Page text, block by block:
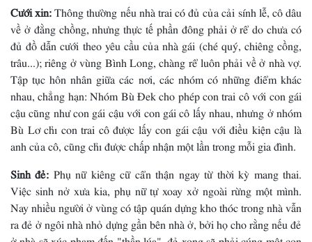
Cưới xin:Thông thường nếu nhà trai có đủ của cải sính lễ, cô dâu
về ở đằng chồng, nhưng thực tế phần đông phải ở rể do chưa có
đủ đồ dẫn cưới theo yêu cầu của nhà gái (ché quý, chiêng cồng,
trâu...); riêng ở vùng Bình Long, chàng rể luôn phải về ở nhà vợ.
Tập tục hôn nhân giữa các nơi, các nhóm có những điểm khác
nhau, chẳng hạn: Nhóm Bù Ðek cho phép con trai cô với con gái
cậu cũng như con gái cậu với con gái cô lấy nhau, nhưng ở nhóm
Bù Lơ chỉ con trai cô được lấy con gái cậu với điều kiện cậu là
anh của cô, cũng chỉ được chấp nhận một lần trong mỗi gia đình.
Sinh đẻ: Phụ nữ kiêng cữ cẩn thận ngay từ thời kỳ mang thai.
Việc sinh nở xưa kia, phụ nữ tự xoay xở ngoài rừng một mình.
Nay nhiều người ở vùng có tập quán dựng kho thóc trong nhà vẫn
ra đẻ ở ngôi nhà nhỏ dựng gần bên nhà ở, bởi họ cho rằng nếu đẻ